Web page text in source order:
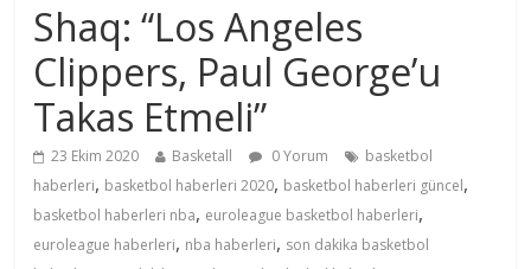
Shaq: “Los Angeles
Clippers, Paul George’u
Takas Etmeli”
23 Ekim 2020 Basketall 0 Yorum
basketbol
haberleri, basketbol haberleri 2020, basketbol haberleri güncel,
basketbol haberleri nba, euroleague basketbol haberleri,
euroleague haberleri, nba haberleri, son dakika basketbol